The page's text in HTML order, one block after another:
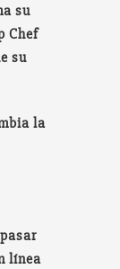
su
Chef
su
la
línea